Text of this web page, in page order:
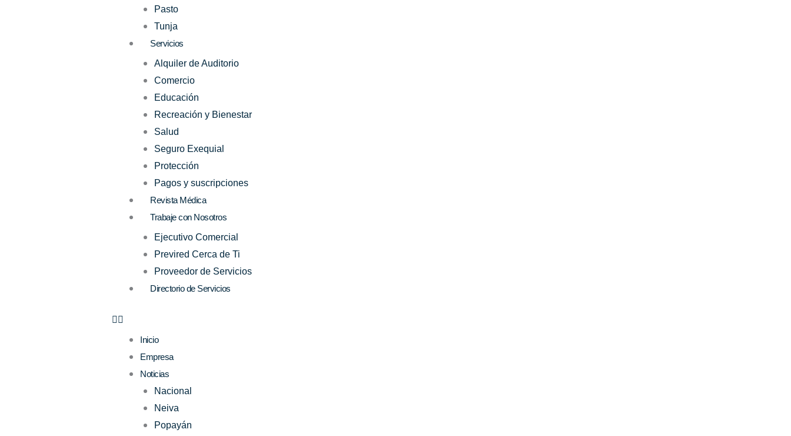
Pasto
Tunja
Servicios
Alquiler de Auditorio
Comercio
Educación
Recreación y Bienestar
Salud
Seguro Exequial
Protección
Pagos y suscripciones
Revista Médica
Trabaje con Nosotros
Ejecutivo Comercial
Previred Cerca de Ti
Proveedor de Servicios
Directorio de Servicios
Inicio
Empresa
Noticias
Nacional
Neiva
Popayán